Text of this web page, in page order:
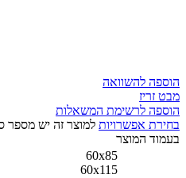
הוספה להשוואה
מבט זריז
הוספה לרשימת המשאלות
בחירת אפשרויות למוצר זה יש מספר
בעמוד המוצר
60x85
60x115